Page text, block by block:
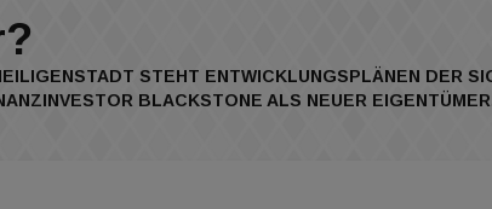
STEHT ENTWICKLUNGSPLÄNEN DER
BLACKSTONE ALS NEUER